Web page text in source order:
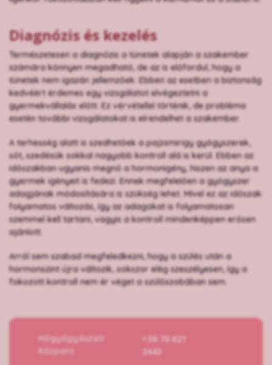
Diagnózis és kezelés
Természetesen a diagnózis a tünetek alapján a szakember
számára könnyen megadható, de az is előfordul, hogy a
tünetek nem igazán jellemzőek. Ebben az esetben a biztonság
kedvéért érdemes egy vizsgálatot elvégeztetni a
gyermekvállalás előtt. Ez vérvétellel történik, de probléma
esetén további vizsgálatokat is elrendelhet a szakember.
A terhesség alatt is szedhetőek a pajzsmirigy gyógyszerek,
sőt, szedésük sokkal nagyobb kontroll alá is kerül. Ebben az
időszakban ugyanis megnő a hormonigény, hiszen az anya a
gyermek igényeit is fedezi. Ennek megfelelően a gyógyszer
adagjának módosítására is szükség lehet. Mivel ez az időszak
folyamatos változás, így az adagokat is folyamatosan
szemmel kell tartani, vagyis a kontroll mindenképpen erősen
ajánlott.
Arról sem szabad megfeledkezni, hogy a szülés után a
hormonszint újra változik, sokszor elég szeszélyesen, így a
fokozott kontroll nem ér véget a szülőszobában sem.
Nőgyógyászati
Központ
+36 70 621
2443